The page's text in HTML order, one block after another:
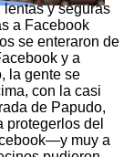
y seguras
a Facebook
se enteraron de
y a
la gente se
con la casi
de Papudo,
protegerlos del
muy a